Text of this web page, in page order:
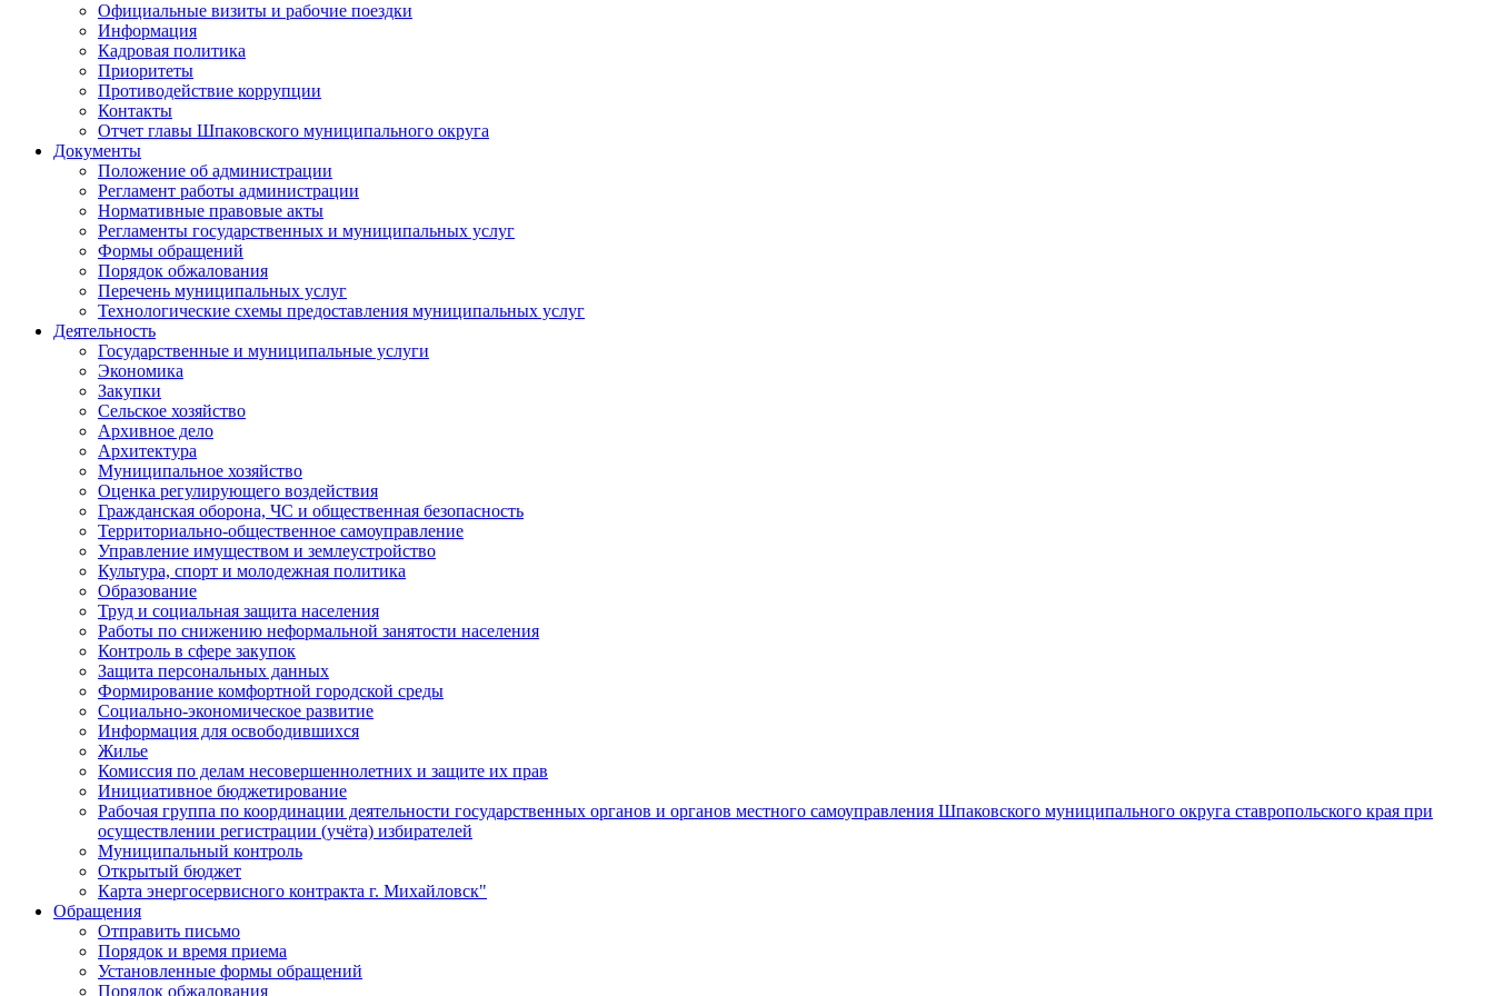
Официальные визиты и рабочие поездки
Информация
Кадровая политика
Приоритеты
Противодействие коррупции
Контакты
Отчет главы Шпаковского муниципального округа
Документы
Положение об администрации
Регламент работы администрации
Нормативные правовые акты
Регламенты государственных и муниципальных услуг
Формы обращений
Порядок обжалования
Перечень муниципальных услуг
Технологические схемы предоставления муниципальных услуг
Деятельность
Государственные и муниципальные услуги
Экономика
Закупки
Сельское хозяйство
Архивное дело
Архитектура
Муниципальное хозяйство
Оценка регулирующего воздействия
Гражданская оборона, ЧС и общественная безопасность
Территориально-общественное самоуправление
Управление имуществом и землеустройство
Культура, спорт и молодежная политика
Образование
Труд и социальная защита населения
Работы по снижению неформальной занятости населения
Контроль в сфере закупок
Защита персональных данных
Формирование комфортной городской среды
Социально-экономическое развитие
Информация для освободившихся
Жилье
Комиссия по делам несовершеннолетних и защите их прав
Инициативное бюджетирование
Рабочая группа по координации деятельности государственных органов и органов местного самоуправления Шпаковского муниципального округа ставропольского края при
осуществлении регистрации (учёта) избирателей
Муниципальный контроль
Открытый бюджет
Карта энергосервисного контракта г. Михайловск"
Обращения
Отправить письмо
Порядок и время приема
Установленные формы обращений
Порядок обжалования